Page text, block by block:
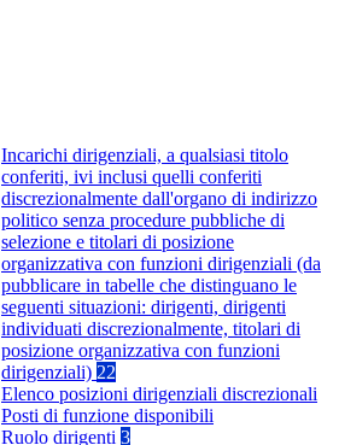
Incarichi dirigenziali, a qualsiasi titolo
conferiti, ivi inclusi quelli conferiti
discrezionalmente dall'organo di indirizzo
politico senza procedure pubbliche di
selezione e titolari di posizione
organizzativa con funzioni dirigenziali (da
pubblicare in tabelle che distinguano le
seguenti situazioni: dirigenti, dirigenti
individuati discrezionalmente, titolari di
posizione organizzativa con funzioni
dirigenziali) 22
Elenco posizioni dirigenziali discrezionali
Posti di funzione disponibili
Ruolo dirigenti 3